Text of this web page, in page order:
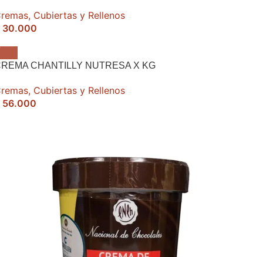
Cubiertas y Rellenos
30.000
CHANTILLY NUTRESA X KG
Cubiertas y Rellenos
56.000